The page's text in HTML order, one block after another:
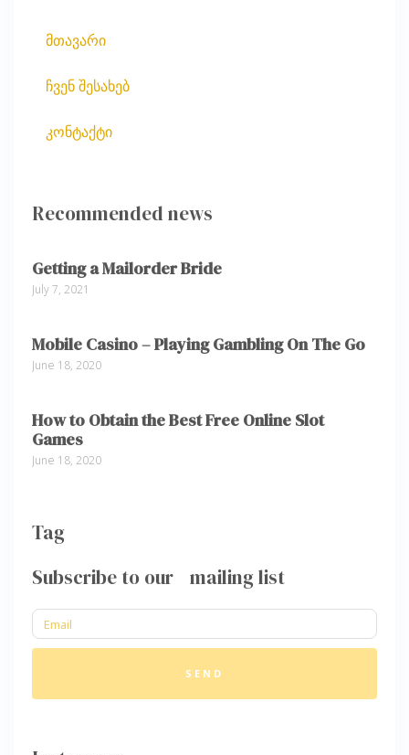
მთავარი
ჩვენ შესახებ
კონტაქტი
Recommended news
Getting a Mailorder Bride
July 7, 2021
Mobile Casino – Playing Gambling On The Go
June 18, 2020
How to Obtain the Best Free Online Slot
Games
June 18, 2020
Tag
Subscribe to our mailing list
SEND